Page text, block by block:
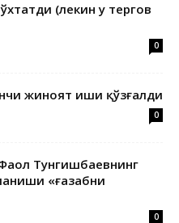
(лекин у тергов
0
жиноят иши қўзғалди
0
Тунгишбаевнинг
«ғазабни
0